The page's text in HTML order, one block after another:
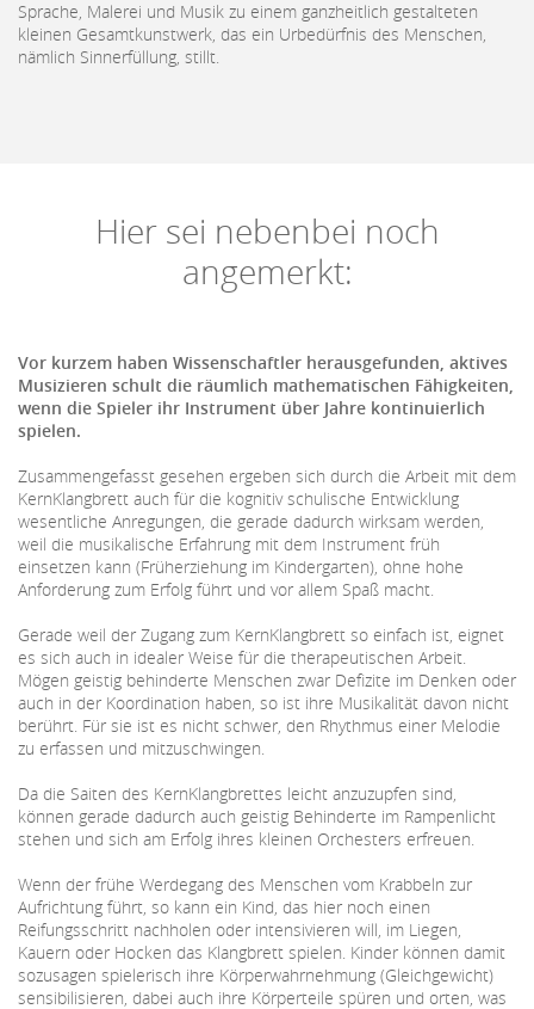
Sprache, Malerei und Musik zu einem ganzheitlich gestalteten
kleinen Gesamtkunstwerk, das ein Urbedürfnis des Menschen,
nämlich Sinnerfüllung, stillt.
Hier sei nebenbei noch
angemerkt:
Vor kurzem haben Wissenschaftler herausgefunden, aktives
Musizieren schult die räumlich mathematischen Fähigkeiten,
wenn die Spieler ihr Instrument über Jahre kontinuierlich
spielen.
Zusammengefasst gesehen ergeben sich durch die Arbeit mit dem
KernKlangbrett auch für die kognitiv schulische Entwicklung
wesentliche Anregungen, die gerade dadurch wirksam werden,
weil die musikalische Erfahrung mit dem Instrument früh
einsetzen kann (Früherziehung im Kindergarten), ohne hohe
Anforderung zum Erfolg führt und vor allem Spaß macht.
Gerade weil der Zugang zum KernKlangbrett so einfach ist, eignet
es sich auch in idealer Weise für die therapeutischen Arbeit.
Mögen geistig behinderte Menschen zwar Defizite im Denken oder
auch in der Koordination haben, so ist ihre Musikalität davon nicht
berührt. Für sie ist es nicht schwer, den Rhythmus einer Melodie
zu erfassen und mitzuschwingen.
Da die Saiten des KernKlangbrettes leicht anzuzupfen sind,
können gerade dadurch auch geistig Behinderte im Rampenlicht
stehen und sich am Erfolg ihres kleinen Orchesters erfreuen.
Wenn der frühe Werdegang des Menschen vom Krabbeln zur
Aufrichtung führt, so kann ein Kind, das hier noch einen
Reifungsschritt nachholen oder intensivieren will, im Liegen,
Kauern oder Hocken das Klangbrett spielen. Kinder können damit
sozusagen spielerisch ihre Körperwahrnehmung (Gleichgewicht)
sensibilisieren, dabei auch ihre Körperteile spüren und orten, was